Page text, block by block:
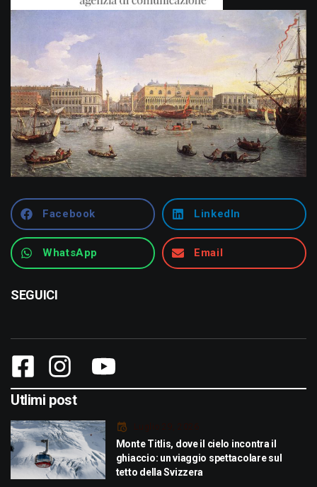
Facebook LinkedIn
WhatsApp Email
SEGUICI
Utlimi post
Luglio 29, 2026
Monte Titlis, dove il cielo incontra il
ghiaccio: un viaggio spettacolare sul
tetto della Svizzera